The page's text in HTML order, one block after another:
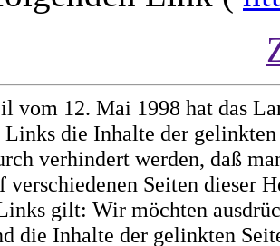
vom 12. Mai 1998 hat das
Links die Inhalte der
verhindert werden, daß
verschiedenen Seiten dieser
gilt: Wir möchten
die Inhalte der gelinkten